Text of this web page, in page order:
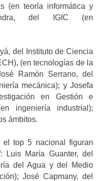
(en teoría informática y
del IGIC (en
del Instituto de Ciencia
(en tecnologías de la
Ramón Serrano, del
mecánica); y Josefa
en Gestión e
ingeniería industrial);
ámbitos.
top 5 nacional figuran
Luis María Guanter, del
del Agua y del Medio
José Capmany, del